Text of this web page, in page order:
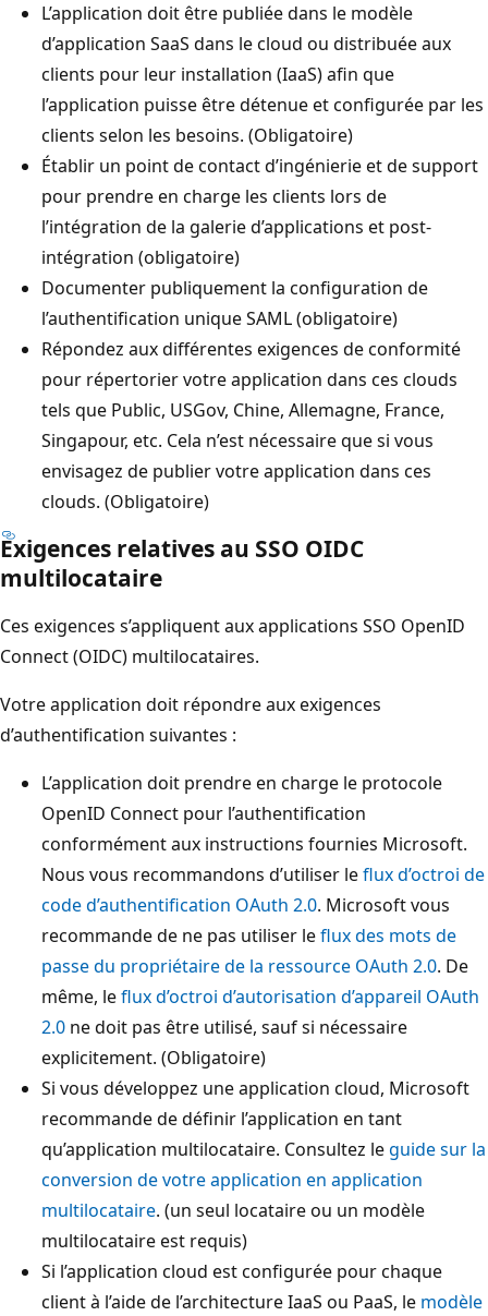
L’application doit être publiée dans le modèle
d’application SaaS dans le cloud ou distribuée aux
clients pour leur installation (IaaS) afin que
l’application puisse être détenue et configurée par les
clients selon les besoins. (Obligatoire)
Établir un point de contact d’ingénierie et de support
pour prendre en charge les clients lors de
l’intégration de la galerie d’applications et post-
intégration (obligatoire)
Documenter publiquement la configuration de
l’authentification unique SAML (obligatoire)
Répondez aux différentes exigences de conformité
pour répertorier votre application dans ces clouds
tels que Public, USGov, Chine, Allemagne, France,
Singapour, etc. Cela n’est nécessaire que si vous
envisagez de publier votre application dans ces
clouds. (Obligatoire)
Exigences relatives au SSO OIDC
multilocataire
Ces exigences s’appliquent aux applications SSO OpenID
Connect (OIDC) multilocataires.
Votre application doit répondre aux exigences
d’authentification suivantes :
L’application doit prendre en charge le protocole
OpenID Connect pour l’authentification
conformément aux instructions fournies Microsoft.
Nous vous recommandons d’utiliser leflux d’octroi de
code d’authentification OAuth 2.0. Microsoft vous
recommande de ne pas utiliser leflux des mots de
passe du propriétaire de la ressource OAuth 2.0. De
même, leflux d’octroi d’autorisation d’appareil OAuth
2.0 ne doit pas être utilisé, sauf si nécessaire
explicitement. (Obligatoire)
Si vous développez une application cloud, Microsoft
recommande de définir l’application en tant
qu’application multilocataire. Consultez leguide sur la
conversion de votre application en application
multilocataire. (un seul locataire ou un modèle
multilocataire est requis)
Si l’application cloud est configurée pour chaque
client à l’aide de l’architecture IaaS ou PaaS, le modèle